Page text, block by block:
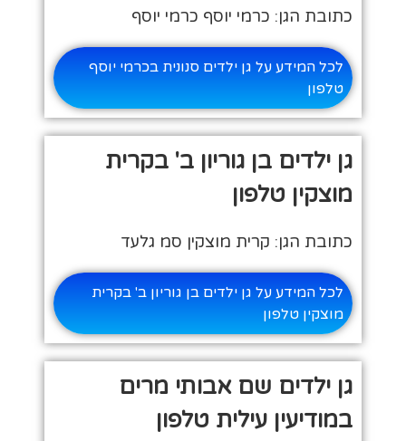
כתובת הגן: כרמי יוסף כרמי יוסף
לכל המידע על גן ילדים סנונית בכרמי יוסף
טלפון
גן ילדים בן גוריון ב' בקרית
מוצקין טלפון
כתובת הגן: קרית מוצקין סמ גלעד
לכל המידע על גן ילדים בן גוריון ב' בקרית
מוצקין טלפון
גן ילדים שם אבותי מרים
במודיעין עילית טלפון